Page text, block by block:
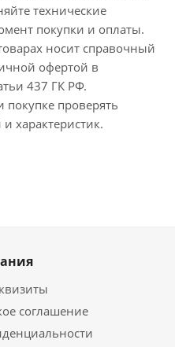
технические
покупки и оплаты.
носит справочный
офертой в
437 ГК РФ.
проверять
характеристик.
соглашение